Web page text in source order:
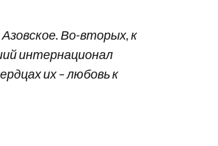
Во-вторых, к
интернационал
их – любовь к